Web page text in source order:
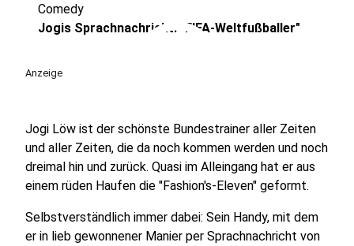
play_circle
Comedy
Jogis Sprachnachricht: "FIFA-Weltfußballer"
Anzeige
Jogi Löw ist der schönste Bundestrainer aller Zeiten
und aller Zeiten, die da noch kommen werden und noch
dreimal hin und zurück. Quasi im Alleingang hat er aus
einem rüden Haufen die "Fashion's-Eleven" geformt.
Selbstverständlich immer dabei: Sein Handy, mit dem
er in lieb gewonnener Manier per Sprachnachricht von